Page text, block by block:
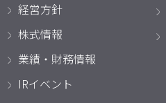
経営方針
株式情報
業績・財務情報
IRイベント